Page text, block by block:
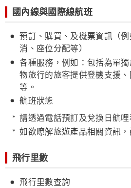
國內線與國際線航班
預訂、購買、及機票資訊（
消、座位分配等）
各種服務，例如：包括為單
物旅行的旅客提供登機支援
等。
航班狀態
請透過電話預訂及兌換日航
如欲瞭解旅遊產品相關資訊
飛行里數
飛行里數查詢